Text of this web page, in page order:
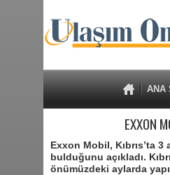
ANA
EXXON
Exxon Mobil, Kıbrıs’ta
bulduğunu açıkladı.
önümüzdeki aylarda